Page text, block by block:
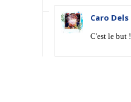
Caro Dels
C'est le but !